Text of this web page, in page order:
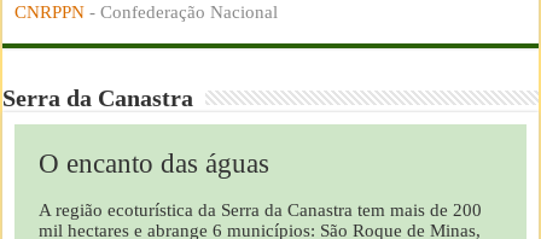
CNRPPN - Confederação Nacional
Serra da Canastra
O encanto das águas
A região ecoturística da Serra da Canastra tem mais de 200
mil hectares e abrange 6 municípios: São Roque de Minas,